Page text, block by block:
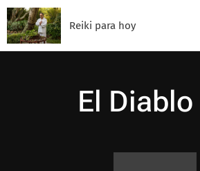
Reiki para hoy
El Diablo